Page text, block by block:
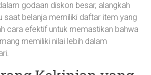
godaan diskon besar, alangkah
saat belanja memiliki daftar item yang
cara efektif untuk memastikan bahwa
memiliki nilai lebih dalam